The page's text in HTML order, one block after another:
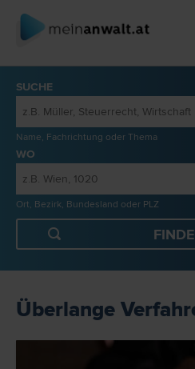
SUCHE
Name, Fachrichtung oder Thema
WO
Ort, Bezirk, Bundesland oder PLZ
Überlange